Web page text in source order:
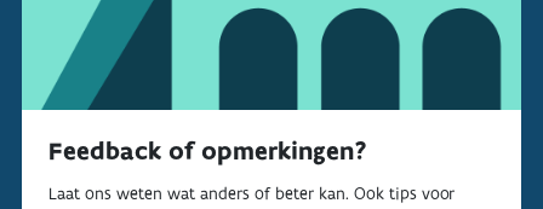
Feedback of opmerkingen?
Laat ons weten wat anders of beter kan. Ook tips voor